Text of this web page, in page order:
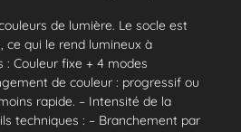
de lumière. Le socle est
ce qui le rend lumineux à
: Couleur fixe + 4 modes
de couleur : progressif ou
rapide. – Intensité de la
techniques : – Branchement par